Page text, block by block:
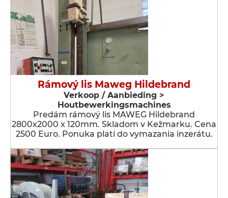
Rámový lis Maweg Hildebrand
Verkoop / Aanbieding >
Houtbewerkingsmachines
Predám rámový lis MAWEG Hildebrand
2800x2000 x 120mm. Skladom v Kežmarku. Cena
2500 Euro. Ponuka platí do vymazania inzerátu.